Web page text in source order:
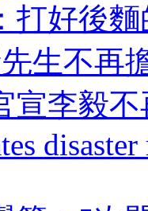
：打好
先生不
宣李毅